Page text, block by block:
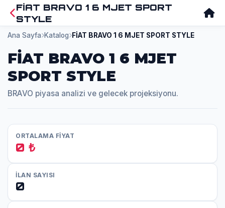
FİAT BRAVO 1 6 MJET SPORT
STYLE
Ana Sayfa Katalog FİAT BRAVO 1 6 MJET SPORT STYLE
FİAT BRAVO 1 6 MJET
SPORT STYLE
BRAVO piyasa analizi ve gelecek projeksiyonu.
ORTALAMA FİYAT
0 ₺
İLAN SAYISI
0